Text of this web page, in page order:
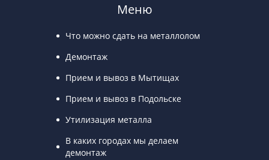
Меню
Что можно сдать на металлолом
Демонтаж
Прием и вывоз в Мытищах
Прием и вывоз в Подольске
Утилизация металла
В каких городах мы делаем
демонтаж